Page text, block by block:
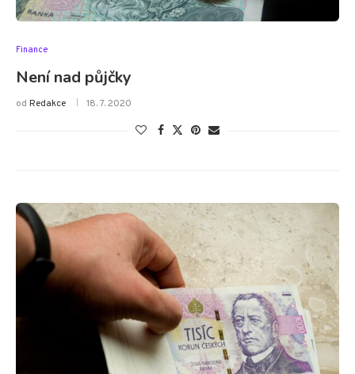
Finance
Není nad půjčky
od Redakce 18. 7. 2020